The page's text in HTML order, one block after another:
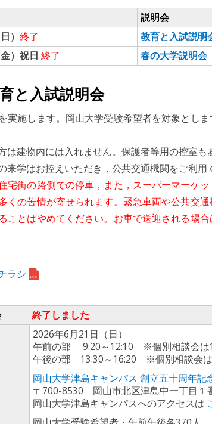
説明会
） 終了
教育と入試説明
）祝日 終了 春の大学説明会
と入試説明会
実施します。岡山大学受験希望者を対象とし
は建物内には入れません。保護者等用の控室も
来学はお控えいただき，公共交通機関をご利用
宅街の路側での停車，また，スーパーマーケ
くの苦情が寄せられます。緊急車両や公共交通
ことはやめてください。お車で送迎される場
ラシ
終了しました
2026年6月21日（日）
午前の部 9:20～12:10 ※個別相談会は
午後の部 13:30～16:20 ※個別相談会は
岡山大学津島キャンパス 創立五十周年記
〒700-8530 岡山市北区津島中一丁目１
岡山大学津島キャンパスへのアクセスは